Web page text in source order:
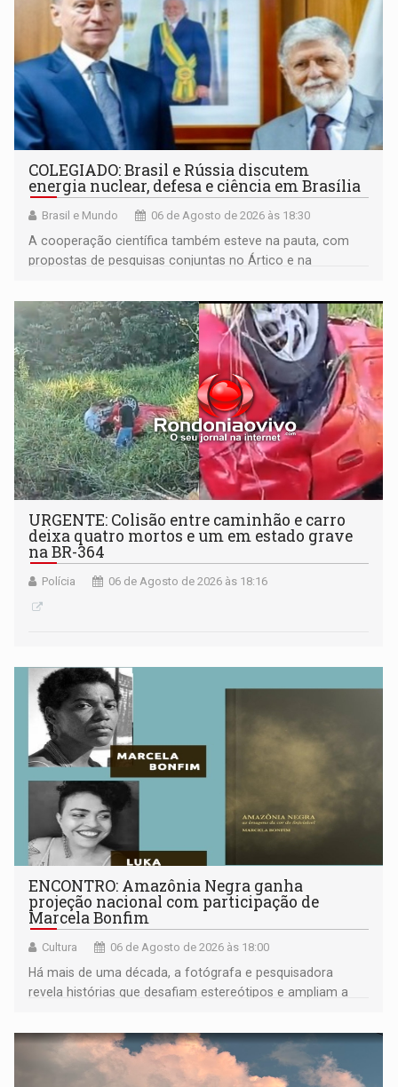
COLEGIADO: Brasil e Rússia discutem
energia nuclear, defesa e ciência em Brasília
Brasil e Mundo 06 de Agosto de 2026 às 18:30
A cooperação científica também esteve na pauta, com
propostas de pesquisas conjuntas no Ártico e na
URGENTE: Colisão entre caminhão e carro
deixa quatro mortos e um em estado grave
na BR-364
Polícia 06 de Agosto de 2026 às 18:16
ENCONTRO: Amazônia Negra ganha
projeção nacional com participação de
Marcela Bonfim
Cultura 06 de Agosto de 2026 às 18:00
Há mais de uma década, a fotógrafa e pesquisadora
revela histórias que desafiam estereótipos e ampliam a
negras